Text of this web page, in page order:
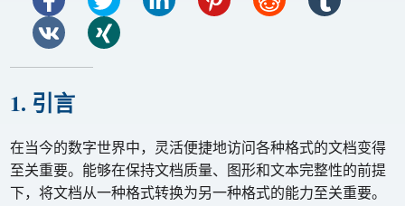
1. 引言
在当今的数字世界中，灵活便捷地访问各种格式的文档变得
至关重要。能够在保持文档质量、图形和文本完整性的前提
下，将文档从一种格式转换为另一种格式的能力至关重要。